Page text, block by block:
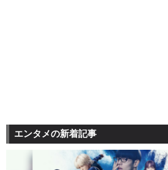
エンタメの新着記事